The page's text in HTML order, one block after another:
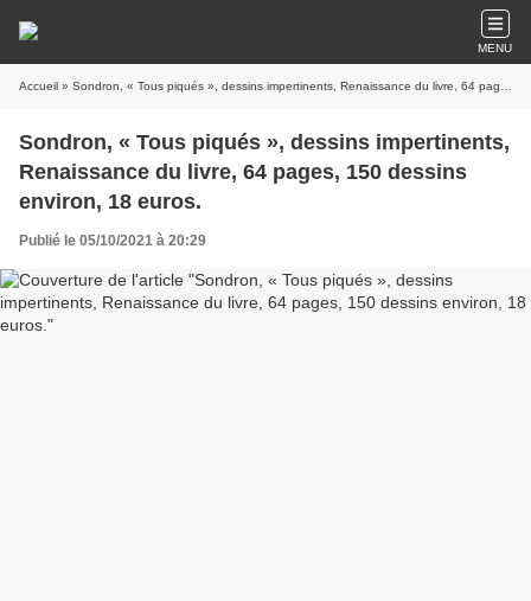
MENU
Accueil » Sondron, « Tous piqués », dessins impertinents, Renaissance du livre, 64 pages, 150 dessins environ, 18 euros.
Sondron, « Tous piqués », dessins impertinents,
Renaissance du livre, 64 pages, 150 dessins
environ, 18 euros.
Publié le 05/10/2021 à 20:29